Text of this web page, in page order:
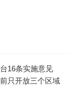
16条实施意见
只开放三个区域